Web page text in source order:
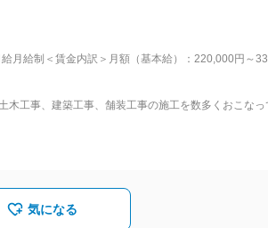
しています。 ・幅広く建設業の資格に対して手当も
盤があり、受注が安定していることも特徴です。 変更の範囲：
月給制＜賃金内訳＞月額（基本給）：220,000円～
ます。
木工事、建築工事、舗装工事の施工を数多くおこな
気になる